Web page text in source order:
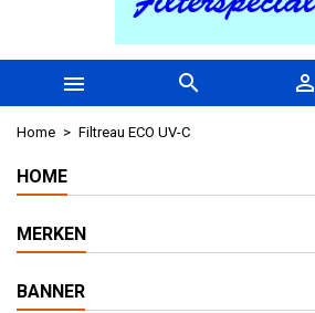
  
Home Filtreau ECO UV-C
HOME
MERKEN
BANNER